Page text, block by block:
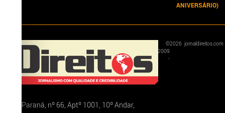
ANIVERSÁRIO)
Rua Paraná, nº 66, Aptº 1001, 10º Andar,
©
2009
-
2026 jornaldireitos.com